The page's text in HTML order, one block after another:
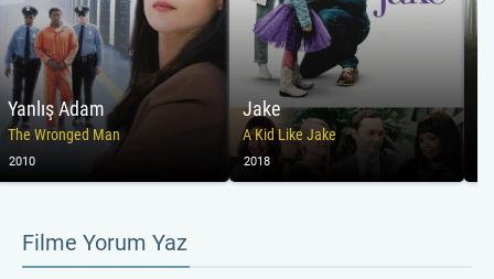
Yanlış Adam
The Wronged Man
2010
Jake
A Kid Like Jake
2018
Filme Yorum Yaz